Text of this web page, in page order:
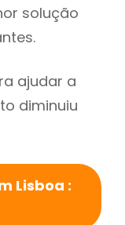
solução
ajudar a
diminuiu
Lisboa :